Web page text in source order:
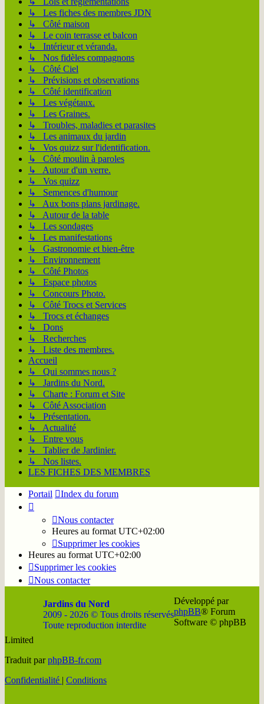
↳ Les fiches des membres JDN
↳ Côté maison
↳ Le coin terrasse et balcon
↳ Intérieur et véranda.
↳ Nos fidèles compagnons
↳ Côté Ciel
↳ Prévisions et observations
↳ Côté identification
↳ Les végétaux.
↳ Les Graines.
↳ Troubles, maladies et parasites
↳ Les animaux du jardin
↳ Vos quizz sur l'identification.
↳ Côté moulin à paroles
↳ Autour d'un verre.
↳ Vos quizz
↳ Semences d'humour
↳ Aux bons plans jardinage.
↳ Autour de la table
↳ Les sondages
↳ Les manifestations
↳ Gastronomie et bien-être
↳ Environnement
↳ Côté Photos
↳ Espace photos
↳ Concours Photo.
↳ Côté Trocs et Services
↳ Trocs et échanges
↳ Dons
↳ Recherches
↳ Liste des membres.
Accueil
↳ Qui sommes nous ?
↳ Jardins du Nord.
↳ Charte : Forum et Site
↳ Côté Association
↳ Présentation.
↳ Actualité
↳ Entre vous
↳ Tablier de Jardinier.
↳ Nos listes.
LES FICHES DES MEMBRES
Portail Index du forum
Nous contacter
Heures au format UTC+02:00
Supprimer les cookies
Heures au format UTC+02:00
Supprimer les cookies
Nous contacter
Jardins du Nord
2009 - 2026 © Tous droits réservés
Toute reproduction interdite
Développé par
phpBB® Forum
Software © phpBB
Limited
Traduit parphpBB-fr.com
Confidentialité | Conditions